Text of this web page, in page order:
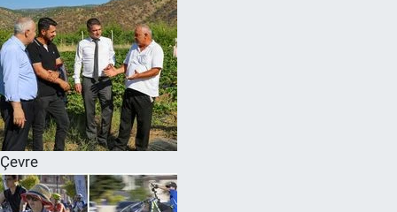
Çevre